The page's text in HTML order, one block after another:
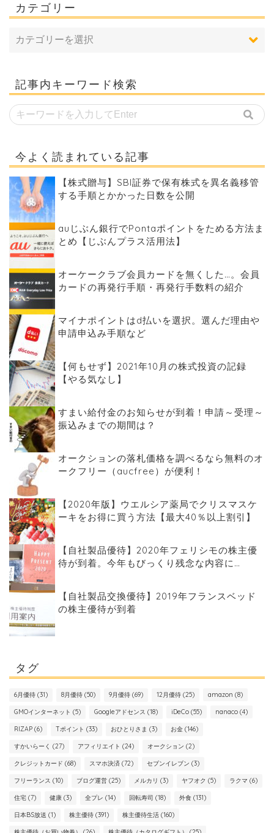
カテゴリー
記事内キーワード検索
今よく読まれている記事
【株式贈与】SBI証券で保有株式を異名義移管
する手順とかかった日数を公開
auじぶん銀行でPontaポイントをためる方法ま
とめ【じぶんプラス活用法】
オーケークラブ会員カードを無くした…。会員
カードの再発行手順・再発行手数料の紹介
マイナポイントはd払いを選択。選んだ理由や
申請申込み手順など
【何もせず】2021年10月の株式投資の記録
【やる気なし】
すまい給付金のお知らせが到着！申請～受理～
振込みまでの期間は？
オークションの落札価格を調べるなら無料のオ
ークフリー（aucfree）が便利！
【2020年版】ウエルシア薬局でクリスマスケ
ーキをお得に買う方法【最大40％以上割引】
【自社製品優待】2020年フェリシモの株主優
待が到着。今年もびっくり残念な内容に…
【自社製品交換優待】2019年フランスベッド
の株主優待が到着
タグ
6月優待 (31) 8月優待 (50) 9月優待 (69) 12月優待 (25) amazon (8)
GMOインターネット (5) Googleアドセンス (18) iDeCo (55) nanaco (4)
RIZAP (6) Tポイント (33) おひとりさま (3) お金 (146)
すかいらーく (27) アフィリエイト (24) オークション (2)
クレジットカード (68) スマホ決済 (72) セブンイレブン (3)
フリーランス (10) ブログ運営 (25) メルカリ (3) ヤフオク (5) ラクマ (6)
住宅 (7) 健康 (3) 全プレ (14) 回転寿司 (18) 外食 (131)
日本BS放送 (1) 株主優待 (391) 株主優待生活 (160)